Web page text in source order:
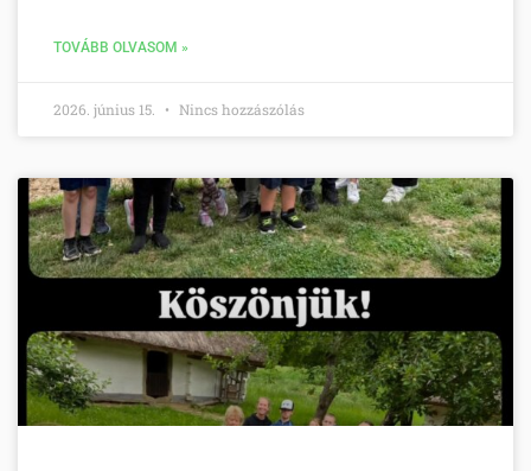
TOVÁBB OLVASOM »
2026. június 15. Nincs hozzászólás